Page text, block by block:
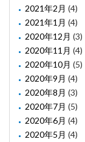
2021年2月 (4)
2021年1月 (4)
2020年12月 (3)
2020年11月 (4)
2020年10月 (5)
2020年9月 (4)
2020年8月 (3)
2020年7月 (5)
2020年6月 (4)
2020年5月 (4)